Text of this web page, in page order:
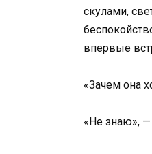
скулами,
впервые
«Зачем она
«Не знаю», —